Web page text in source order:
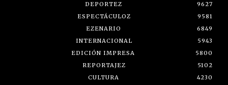
DEPORTEZ
9627
ESPECTÁCULOZ
9581
EZENARIO
6849
INTERNACIONAL
5943
EDICIÓN IMPRESA
5800
REPORTAJEZ
5102
CULTURA
4230